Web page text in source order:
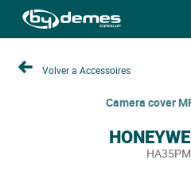
Volver a Accessoires
Camera cover